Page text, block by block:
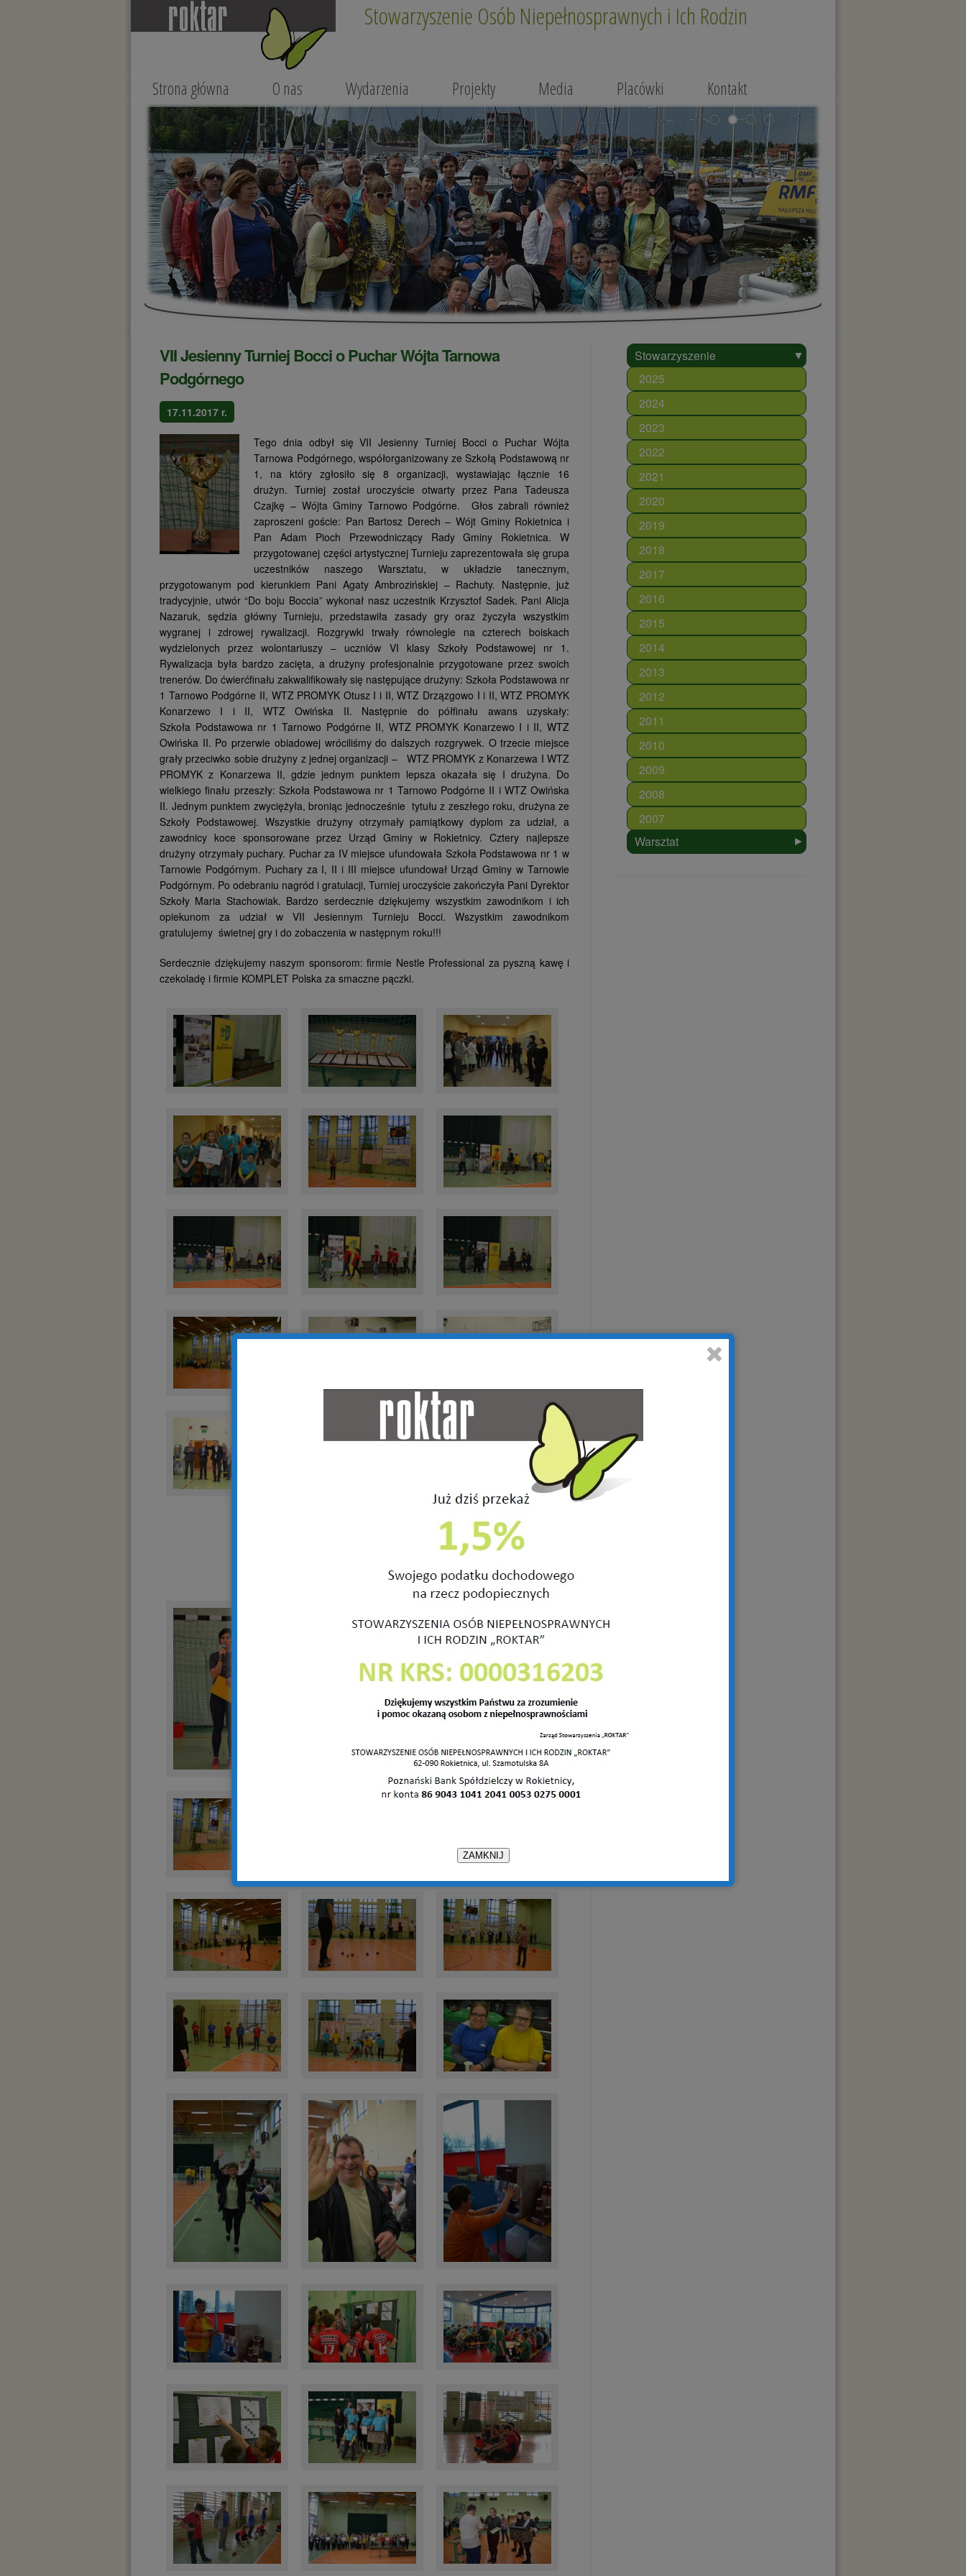
Stowarzyszenie Osób Niepełnosprawnych i Ich Rodzin
Strona główna O nas Wydarzenia Projekty Media Placówki Kontakt
VII Jesienny Turniej Bocci o Puchar Wójta Tarnowa
Podgórnego
17.11.2017 r.
Tego dnia odbył się VII Jesienny Turniej Bocci o Puchar Wójta
Tarnowa Podgórnego, współorganizowany ze Szkołą Podstawową nr
1, na który zgłosiło się 8 organizacji, wystawiając łącznie 16
drużyn. Turniej został uroczyście otwarty przez Pana Tadeusza
Czajkę – Wójta Gminy Tarnowo Podgórne. Głos zabrali również
zaproszeni goście: Pan Bartosz Derech – Wójt Gminy Rokietnica i
Pan Adam Pioch Przewodniczący Rady Gminy Rokietnica. W
przygotowanej części artystycznej Turnieju zaprezentowała się grupa
uczestników naszego Warsztatu, w układzie tanecznym,
przygotowanym pod kierunkiem Pani Agaty Ambrozińskiej – Rachuty. Następnie, już
tradycyjnie, utwór “Do boju Boccia” wykonał nasz uczestnik Krzysztof Sadek. Pani Alicja
Nazaruk, sędzia główny Turnieju, przedstawiła zasady gry oraz życzyła wszystkim
wygranej i zdrowej rywalizacji. Rozgrywki trwały równolegle na czterech boiskach
wydzielonych przez wolontariuszy – uczniów VI klasy Szkoły Podstawowej nr 1.
Rywalizacja była bardzo zacięta, a drużyny profesjonalnie przygotowane przez swoich
trenerów. Do ćwierćfinału zakwalifikowały się następujące drużyny: Szkoła Podstawowa nr
1 Tarnowo Podgórne II, WTZ PROMYK Otusz I i II, WTZ Drzązgowo I i II, WTZ PROMYK
Konarzewo I i II, WTZ Owińska II. Następnie do półfinału awans uzyskały:
Szkoła Podstawowa nr 1 Tarnowo Podgórne II, WTZ PROMYK Konarzewo I i II, WTZ
Owińska II. Po przerwie obiadowej wróciliśmy do dalszych rozgrywek. O trzecie miejsce
grały przeciwko sobie drużyny z jednej organizacji – WTZ PROMYK z Konarzewa I WTZ
PROMYK z Konarzewa II, gdzie jednym punktem lepsza okazała się I drużyna. Do
wielkiego finału przeszły: Szkoła Podstawowa nr 1 Tarnowo Podgórne II i WTZ Owińska
II. Jednym punktem zwyciężyła, broniąc jednocześnie tytułu z zeszłego roku, drużyna ze
Szkoły Podstawowej. Wszystkie drużyny otrzymały pamiątkowy dyplom za udział, a
zawodnicy koce sponsorowane przez Urząd Gminy w Rokietnicy. Cztery najlepsze
drużyny otrzymały puchary. Puchar za IV miejsce ufundowała Szkoła Podstawowa nr 1 w
Tarnowie Podgórnym. Puchary za I, II i III miejsce ufundował Urząd Gminy w Tarnowie
Podgórnym. Po odebraniu nagród i gratulacji, Turniej uroczyście zakończyła Pani Dyrektor
Szkoły Maria Stachowiak. Bardzo serdecznie dziękujemy wszystkim zawodnikom i ich
opiekunom za udział w VII Jesiennym Turnieju Bocci. Wszystkim zawodnikom
gratulujemy świetnej gry i do zobaczenia w następnym roku!!!
Serdecznie dziękujemy naszym sponsorom: firmie Nestle Professional za pyszną kawę i
czekoladę i firmie KOMPLET Polska za smaczne pączki.
▼
Stowarzyszenie
2025
2024
2023
2022
2021
2020
2019
2018
2017
2016
2015
2014
2013
2012
2011
2010
2009
2008
2007
►
Warsztat
ZAMKNIJ